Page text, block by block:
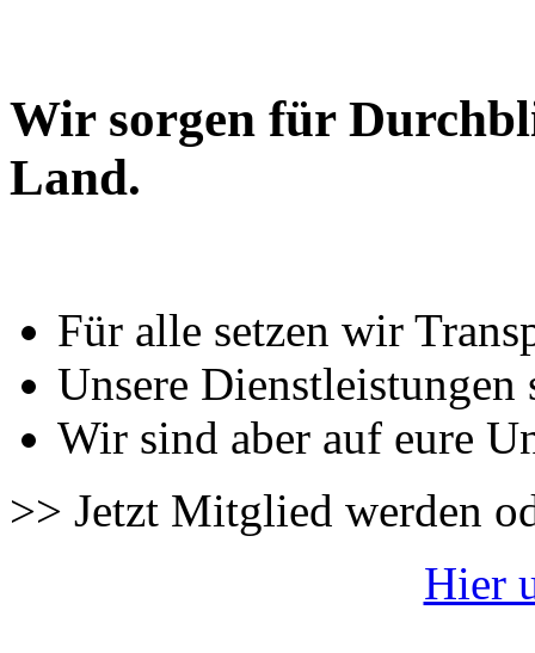
Wir sorgen für
Land.
Für alle setzen wir
Unsere Dienstleistungen
Wir sind aber auf eure
>> Jetzt Mitglied werden
Hier